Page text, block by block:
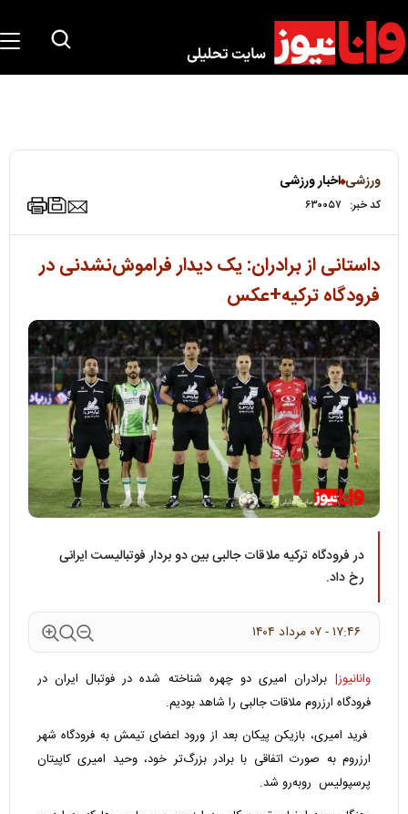
ورزشی اخبار ورزشی
کد خبر: ۶۳۰۰۵۷
داستانی از برادران: یک دیدار فراموش‌نشدنی در
فرودگاه ترکیه+عکس
در فرودگاه ترکیه ملاقات جالبی بین دو بردار فوتبالیست ایرانی
رخ داد.
۱۷:۴۶ - ۰۷ مرداد ۱۴۰۴
وانانیوز| برادران امیری دو چهره شناخته شده در فوتبال ایران در
فرودگاه ارزروم ملاقات جالبی را شاهد بودیم.
فرید امیری، بازیکن پیکان بعد از ورود اعضای تیمش به فرودگاه شهر
ارزروم به صورت اتفاقی با برادر بزرگ‌تر خود، وحید امیری کاپیتان
پرسپولیس روبه‌رو شد.